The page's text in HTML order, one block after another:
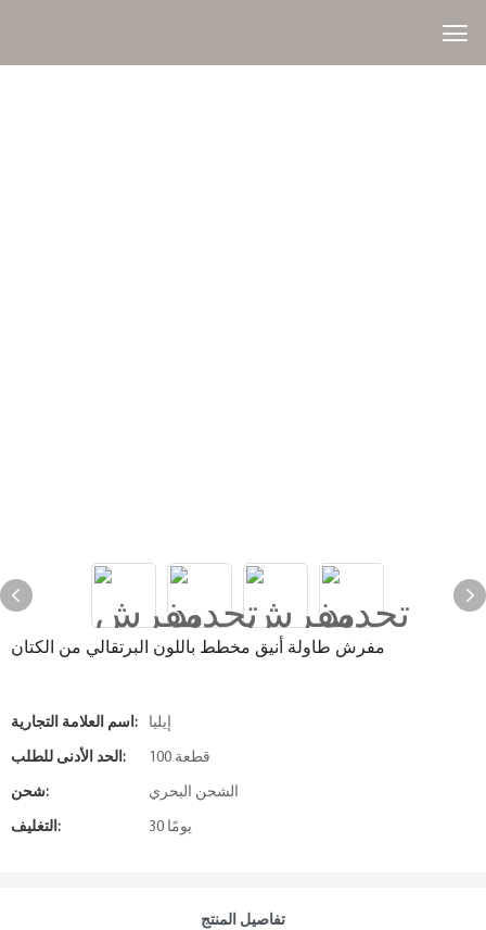
مفرش طاولة أنيق مخطط باللون البرتقالي من الكتان
اسم العلامة التجارية: إيليا
الحد الأدنى للطلب: 100 قطعة
شحن: الشحن البحري
التغليف: 30 يومًا
تفاصيل المنتج